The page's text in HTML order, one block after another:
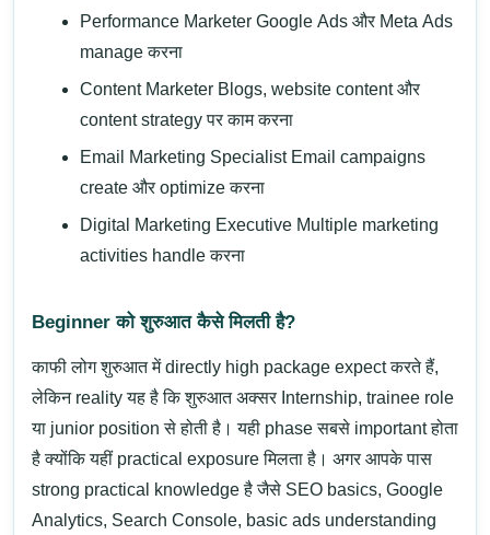
Performance Marketer Google Ads और Meta Ads
manage करना
Content Marketer Blogs, website content और
content strategy पर काम करना
Email Marketing SpecialistEmail campaigns
create और optimize करना
Digital Marketing Executive Multiple marketing
activities handle करना
Beginner को शुरुआत कैसे मिलती है?
काफी लोग शुरुआत में directly high package expect करते हैं,
लेकिन reality यह है कि शुरुआत अक्सर Internship, trainee role
या junior position से होती है। यही phase सबसे important होता
है क्योंकि यहीं practical exposure मिलता है। अगर आपके पास
strong practical knowledge है जैसे SEO basics, Google
Analytics, Search Console, basic ads understanding